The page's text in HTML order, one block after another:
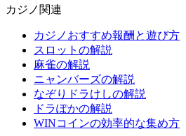
カジノ関連
カジノおすすめ報酬と遊び方
スロットの解説
麻雀の解説
ニャンバーズの解説
なぞりドラけしの解説
ドラぽかの解説
WINコインの効率的な集め方